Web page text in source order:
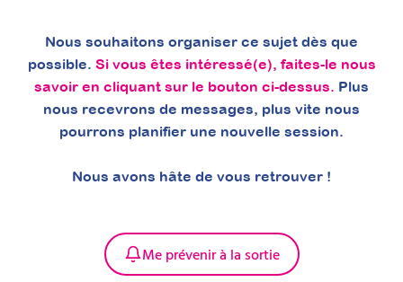
7295. La voie royale vers la certification.
Prochaine session 21/09/2026
Durée 42h réparties sur 26
semaines
Nous souhaitons organiser ce sujet dès que
possible. Si vous êtes intéressé(e), faites-le nous
savoir en cliquant sur le bouton ci-dessus. Plus
nous recevrons de messages, plus vite nous
pourrons planifier une nouvelle session.
Nous avons hâte de vous retrouver !
Me prévenir à la sortie